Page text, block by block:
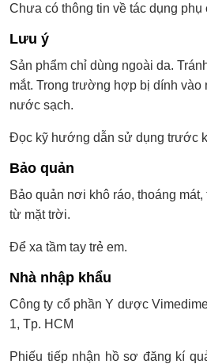
Chưa có thông tin về tác dụng phụ
Lưu ý
Sản phẩm chỉ dùng ngoài da.
mắt. Trong trường hợp bị dính vào
nước sạch.
Đọc kỹ hướng dẫn sử dụng trước
Bảo quản
Bảo quản nơi khô ráo, thoáng
từ mặt trời.
Để xa tầm tay trẻ em.
Nhà nhập khẩu
Công ty cổ phần Y dược
1, Tp. HCM
Phiếu tiếp nhận hồ sơ đăng kí